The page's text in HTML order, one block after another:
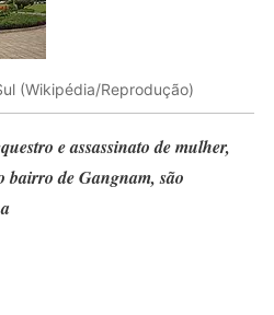
(Wikipédia/Reprodução)
e assassinato de mulher,
bairro de Gangnam, são